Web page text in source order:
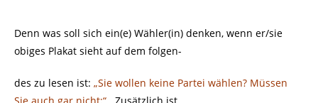
Denn was soll sich ein(e) Wähler(in) denken, wenn er/sie
obiges Plakat sieht auf dem folgen-
des zu lesen ist: „Sie wollen keine Partei wählen? Müssen